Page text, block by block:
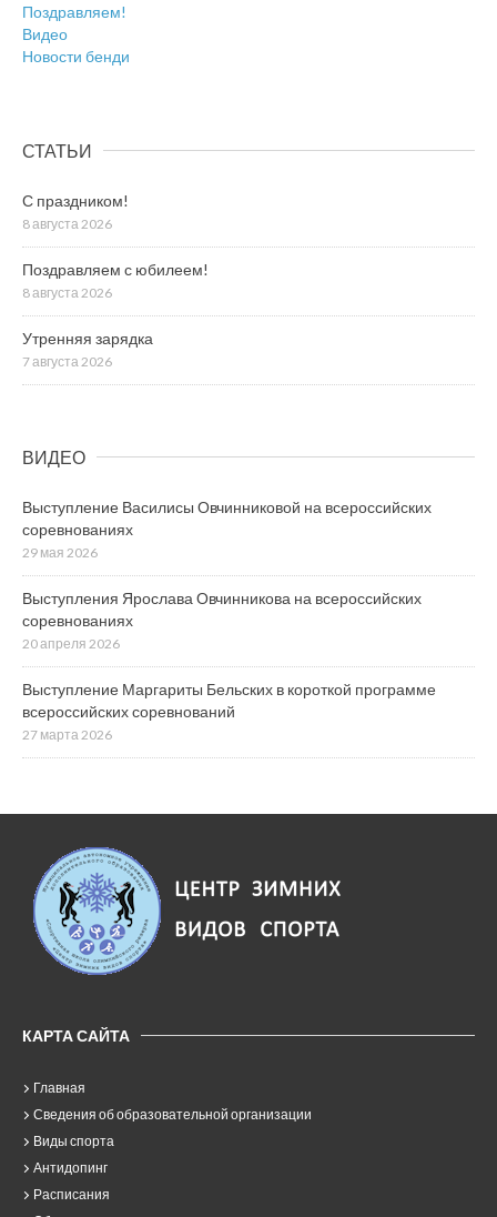
Поздравляем!
Видео
Новости бенди
СТАТЬИ
С праздником!
8 августа 2026
Поздравляем с юбилеем!
8 августа 2026
Утренняя зарядка
7 августа 2026
ВИДЕО
Выступление Василисы Овчинниковой на всероссийских
соревнованиях
29 мая 2026
Выступления Ярослава Овчинникова на всероссийских
соревнованиях
20 апреля 2026
Выступление Маргариты Бельских в короткой программе
всероссийских соревнований
27 марта 2026
КАРТА САЙТА
Главная
Сведения об образовательной организации
Виды спорта
Антидопинг
Расписания